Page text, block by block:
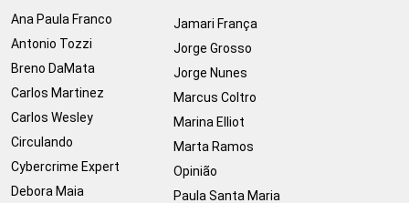
Ana Paula Franco
Antonio Tozzi
Breno DaMata
Carlos Martinez
Carlos Wesley
Circulando
Cybercrime Expert
Debora Maia
Jamari França
Jorge Grosso
Jorge Nunes
Marcus Coltro
Marina Elliot
Marta Ramos
Opinião
Paula Santa Maria